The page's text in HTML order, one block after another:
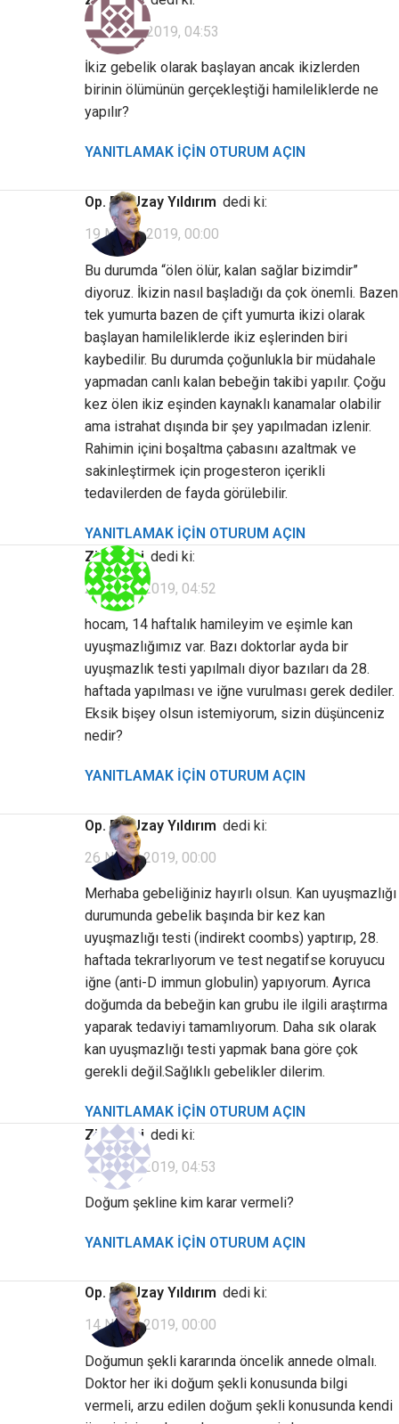
18 Mayıs 2019, 04:53
İkiz gebelik olarak başlayan ancak ikizlerden
birinin ölümünün gerçekleştiği hamileliklerde ne
yapılır?
YANITLAMAK IÇIN OTURUM AÇIN
Op. Dr. Uzay Yıldırım dedi ki:
19 Mayıs 2019, 00:00
Bu durumda “ölen ölür, kalan sağlar bizimdir”
diyoruz. İkizin nasıl başladığı da çok önemli. Bazen
tek yumurta bazen de çift yumurta ikizi olarak
başlayan hamileliklerde ikiz eşlerinden biri
kaybedilir. Bu durumda çoğunlukla bir müdahale
yapmadan canlı kalan bebeğin takibi yapılır. Çoğu
kez ölen ikiz eşinden kaynaklı kanamalar olabilir
ama istrahat dışında bir şey yapılmadan izlenir.
Rahimin içini boşaltma çabasını azaltmak ve
sakinleştirmek için progesteron içerikli
tedavilerden de fayda görülebilir.
YANITLAMAK IÇIN OTURUM AÇIN
Ziyaretçi dedi ki:
25 Nisan 2019, 04:52
hocam, 14 haftalık hamileyim ve eşimle kan
uyuşmazlığımız var. Bazı doktorlar ayda bir
uyuşmazlık testi yapılmalı diyor bazıları da 28.
haftada yapılması ve iğne vurulması gerek dediler.
Eksik bişey olsun istemiyorum, sizin düşünceniz
nedir?
YANITLAMAK IÇIN OTURUM AÇIN
Op. Dr. Uzay Yıldırım dedi ki:
26 Nisan 2019, 00:00
Merhaba gebeliğiniz hayırlı olsun. Kan uyuşmazlığı
durumunda gebelik başında bir kez kan
uyuşmazlığı testi (indirekt coombs) yaptırıp, 28.
haftada tekrarlıyorum ve test negatifse koruyucu
iğne (anti-D immun globulin) yapıyorum. Ayrıca
doğumda da bebeğin kan grubu ile ilgili araştırma
yaparak tedaviyi tamamlıyorum. Daha sık olarak
kan uyuşmazlığı testi yapmak bana göre çok
gerekli değil.Sağlıklı gebelikler dilerim.
YANITLAMAK IÇIN OTURUM AÇIN
Ziyaretçi dedi ki:
13 Nisan 2019, 04:53
Doğum şekline kim karar vermeli?
YANITLAMAK IÇIN OTURUM AÇIN
Op. Dr. Uzay Yıldırım dedi ki:
14 Nisan 2019, 00:00
Doğumun şekli kararında öncelik annede olmalı.
Doktor her iki doğum şekli konusunda bilgi
vermeli, arzu edilen doğum şekli konusunda kendi